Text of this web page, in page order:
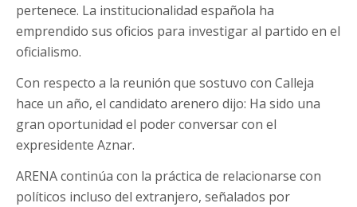
pertenece. La institucionalidad española ha
emprendido sus oficios para investigar al partido en el
oficialismo.
Con respecto a la reunión que sostuvo con Calleja
hace un año, el candidato arenero dijo: Ha sido una
gran oportunidad el poder conversar con el
expresidente Aznar.
ARENA continúa con la práctica de relacionarse con
políticos incluso del extranjero, señalados por